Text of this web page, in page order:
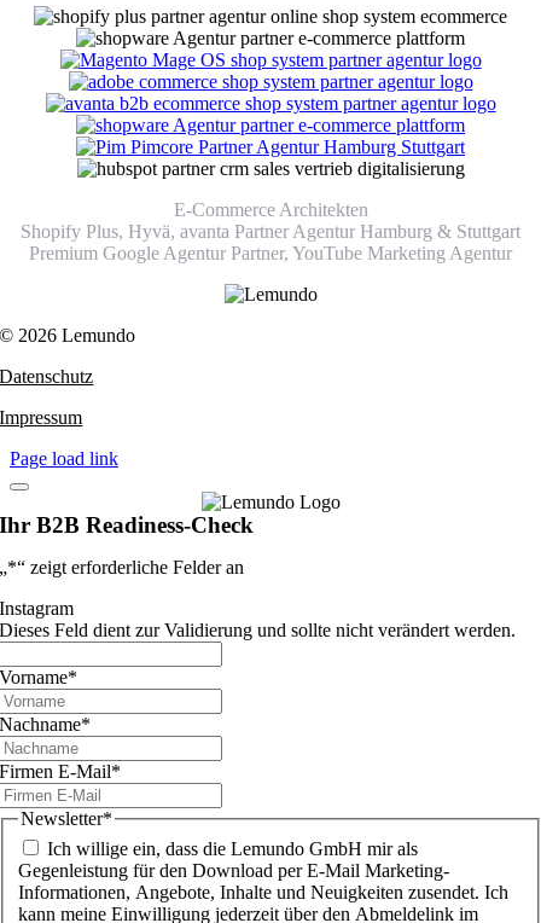
E-Commerce Architekten
Shopify Plus, Hyvä, avanta Partner Agentur Hamburg & Stuttgart
Premium Google Agentur Partner, YouTube Marketing Agentur
© 2026 Lemundo
Datenschutz
Impressum
Page load link
Ihr B2B Readiness-Check
„*“ zeigt erforderliche Felder an
Instagram
Dieses Feld dient zur Validierung und sollte nicht verändert werden.
Vorname*
Nachname*
Firmen E-Mail*
Newsletter*
Ich willige ein, dass die Lemundo GmbH mir als
Gegenleistung für den Download per E-Mail Marketing-
Informationen, Angebote, Inhalte und Neuigkeiten zusendet. Ich
kann meine Einwilligung jederzeit über den Abmeldelink im